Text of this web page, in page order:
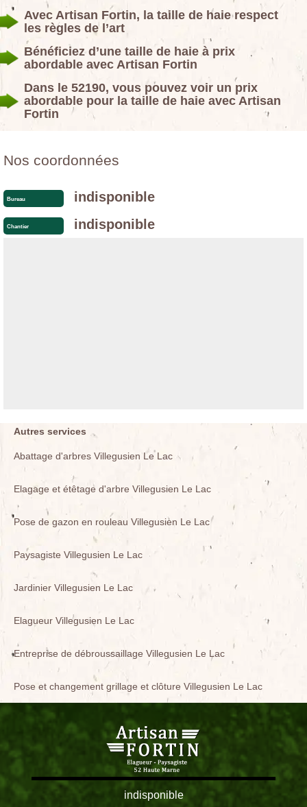
Avec Artisan Fortin, la taille de haie respect
les règles de l’art
Bénéficiez d’une taille de haie à prix
abordable avec Artisan Fortin
Dans le 52190, vous pouvez voir un prix
abordable pour la taille de haie avec Artisan
Fortin
Nos coordonnées
Bureau indisponible
Chantier indisponible
Autres services
Abattage d'arbres Villegusien Le Lac
Elagage et étêtage d'arbre Villegusien Le Lac
Pose de gazon en rouleau Villegusien Le Lac
Paysagiste Villegusien Le Lac
Jardinier Villegusien Le Lac
Elagueur Villegusien Le Lac
Entreprise de débroussaillage Villegusien Le Lac
Pose et changement grillage et clôture Villegusien Le Lac
indisponible